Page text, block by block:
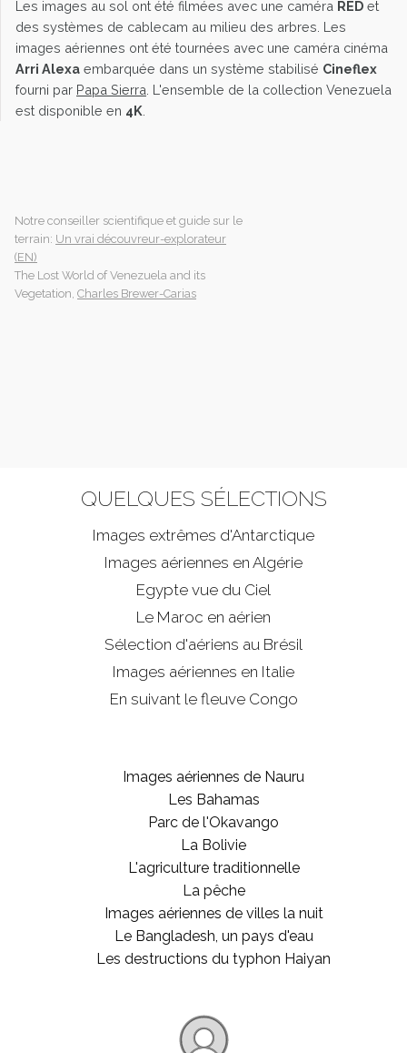
Les images au sol ont été filmées avec une caméra RED et
des systèmes de cablecam au milieu des arbres. Les
images aériennes ont été tournées avec une caméra cinéma
Arri Alexa embarquée dans un système stabilisé Cineflex
fourni par Papa Sierra . L'ensemble de la collection Venezuela
est disponible en 4K
Notre conseiller scientifique et guide sur le
terrain: Un vrai découvreur-explorateur
(EN)
The Lost World of Venezuela and its
Vegetation, Charles Brewer-Carias
QUELQUES SÉLECTIONS
Images extrêmes d'Antarctique
Images aériennes en Algérie
Egypte vue du Ciel
Le Maroc en aérien
Sélection d'aériens au Brésil
Images aériennes en Italie
En suivant le fleuve Congo
Images aériennes de Nauru
Les Bahamas
Parc de l'Okavango
La Bolivie
L'agriculture traditionnelle
La pêche
Images aériennes de villes la nuit
Le Bangladesh, un pays d'eau
Les destructions du typhon Haiyan